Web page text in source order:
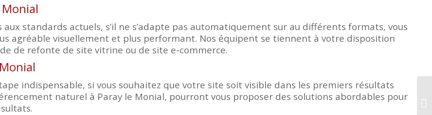
standards actuels, s’il ne s’adapte pas automatiquement sur au différents formats, vous
agréable visuellement et plus performant. Nos équipent se tiennent à votre disposition
de refonte de site vitrine ou de site e-commerce.
indispensable, si vous souhaitez que votre site soit visible dans les premiers résultats
naturel à Paray le Monial, pourront vous proposer des solutions abordables pour